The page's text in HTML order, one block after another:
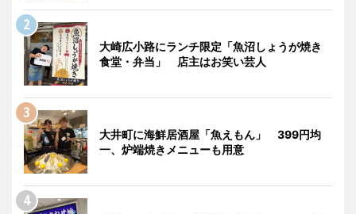
大崎広小路にランチ限定「魚沼しょうが焼き
食堂・弁当」 店主はお笑い芸人
大井町に海鮮居酒屋「魚えもん」 399円均
一、炉端焼きメニューも用意